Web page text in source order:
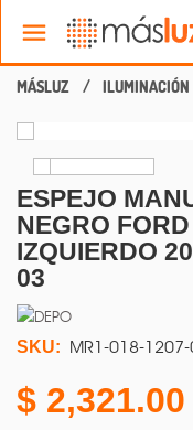
ESPEJO
NEGRO
IZQUIERDO
03
SKU: MR1-018-
2,321.00